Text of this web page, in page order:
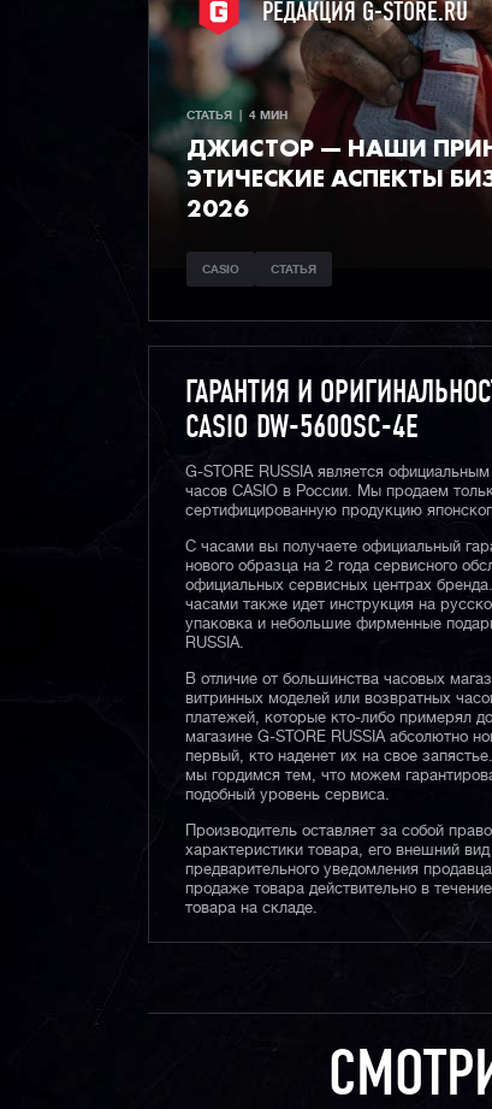
РЕДАКЦИЯ G-STORE.RU
СТАТЬЯ  |  4 МИН
ДЖИСТОР — НАШИ
ЭТИЧЕСКИЕ АСПЕКТЫ
2026
CASIO СТАТЬЯ
ГАРАНТИЯ И
CASIO DW-5600SC-4E
G-STORE RUSSIA является
часов CASIO в России. Мы продаем
сертифицированную продукцию
С часами вы получаете официальный
нового образца на 2 года сервисного
официальных сервисных центрах
часами также идет инструкция на
упаковка и небольшие фирменные
RUSSIA.
В отличие от большинства часовых
витринных моделей или возвратных
платежей, которые кто-либо примерял
магазине G-STORE RUSSIA абсолютно
первый, кто наденет их на свое
мы гордимся тем, что можем
подобный уровень сервиса.
Производитель оставляет за собой
характеристики товара, его внешний
предварительного уведомления
продаже товара действительно в
товара на складе.